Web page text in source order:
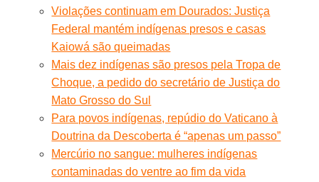
Violações continuam em Dourados: Justiça
Federal mantém indígenas presos e casas
Kaiowá são queimadas
Mais dez indígenas são presos pela Tropa de
Choque, a pedido do secretário de Justiça do
Mato Grosso do Sul
Para povos indígenas, repúdio do Vaticano à
Doutrina da Descoberta é “apenas um passo”
Mercúrio no sangue: mulheres indígenas
contaminadas do ventre ao fim da vida